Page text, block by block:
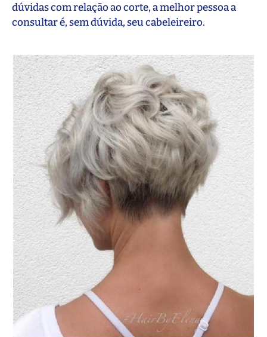
dúvidas com relação ao corte, a melhor pessoa a
consultar é, sem dúvida, seu cabeleireiro.